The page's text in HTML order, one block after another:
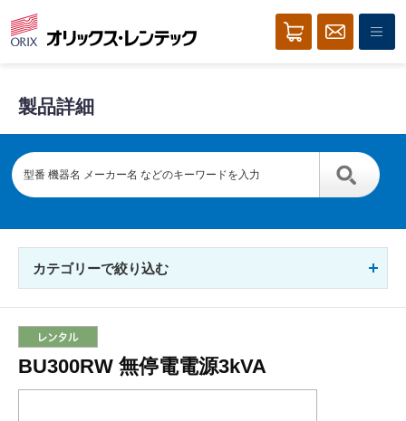
製品詳細
カテゴリーで絞り込む
BU300RW 無停電電源3kVA